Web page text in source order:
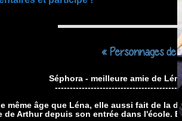
« Personnages de
Séphora - meilleure amie de
même âge que Léna, elle aussi fait de la
de Arthur depuis son entrée dans l'école.